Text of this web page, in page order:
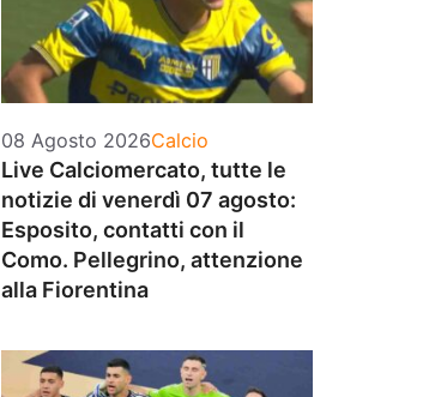
08 Agosto 2026Categorie
Calcio
Live Calciomercato, tutte le
notizie di venerdì 07 agosto:
Esposito, contatti con il
Como. Pellegrino, attenzione
alla Fiorentina